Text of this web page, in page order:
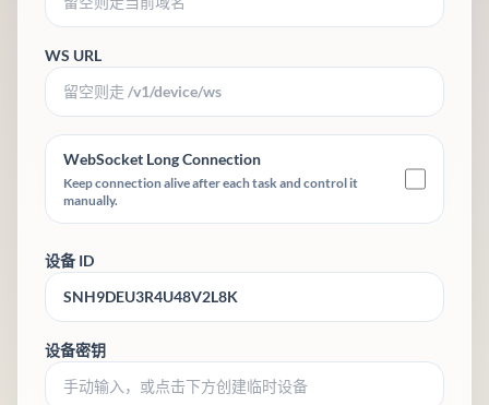
WS URL
WebSocket Long Connection
Keep connection alive after each task and control it
manually.
设备 ID
设备密钥